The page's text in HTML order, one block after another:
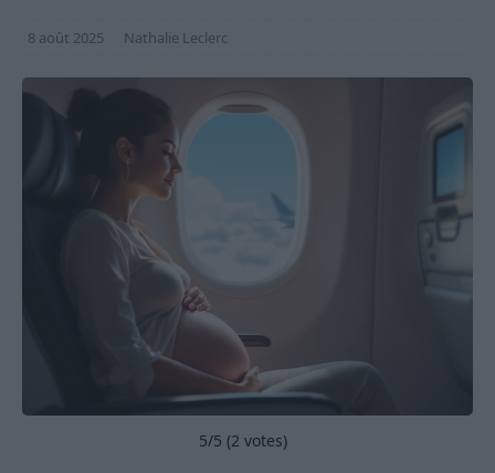
8 août 2025 Nathalie Leclerc
5/5 (2 votes)